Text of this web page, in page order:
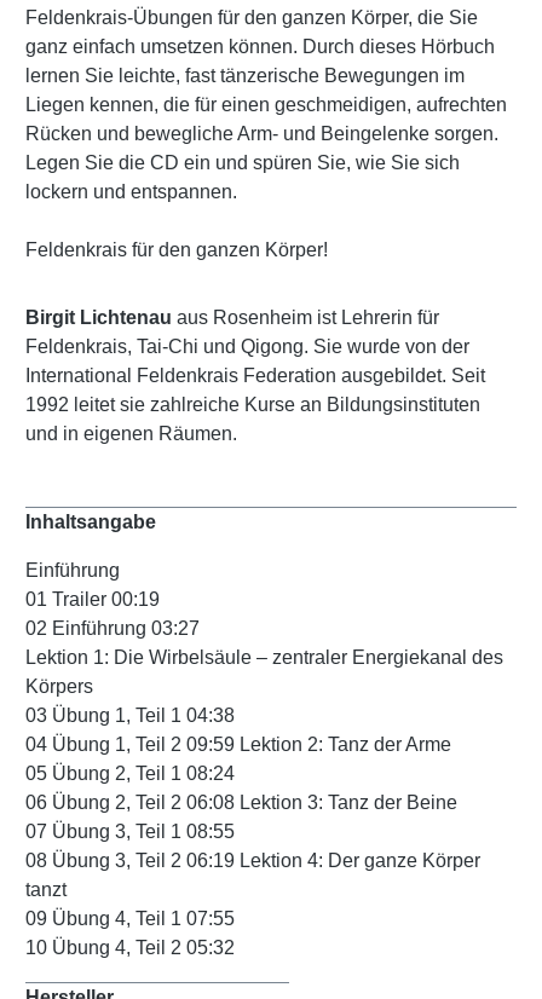
Feldenkrais-Übungen für den ganzen Körper, die Sie
ganz einfach umsetzen können. Durch dieses Hörbuch
lernen Sie leichte, fast tänzerische Bewegungen im
Liegen kennen, die für einen geschmeidigen, aufrechten
Rücken und bewegliche Arm- und Beingelenke sorgen.
Legen Sie die CD ein und spüren Sie, wie Sie sich
lockern und entspannen.
Feldenkrais für den ganzen Körper!
Birgit Lichtenau aus Rosenheim ist Lehrerin für
Feldenkrais, Tai-Chi und Qigong. Sie wurde von der
International Feldenkrais Federation ausgebildet. Seit
1992 leitet sie zahlreiche Kurse an Bildungsinstituten
und in eigenen Räumen.
Inhaltsangabe
Einführung
01 Trailer 00:19
02 Einführung 03:27
Lektion 1: Die Wirbelsäule – zentraler Energiekanal des
Körpers
03 Übung 1, Teil 1 04:38
04 Übung 1, Teil 2 09:59 Lektion 2: Tanz der Arme
05 Übung 2, Teil 1 08:24
06 Übung 2, Teil 2 06:08 Lektion 3: Tanz der Beine
07 Übung 3, Teil 1 08:55
08 Übung 3, Teil 2 06:19 Lektion 4: Der ganze Körper
tanzt
09 Übung 4, Teil 1 07:55
10 Übung 4, Teil 2 05:32